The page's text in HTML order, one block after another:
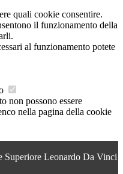
quali cookie consentire.
il funzionamento della
al funzionamento potete
non possono essere
nella pagina della cookie
Superiore Leonardo Da Vinci